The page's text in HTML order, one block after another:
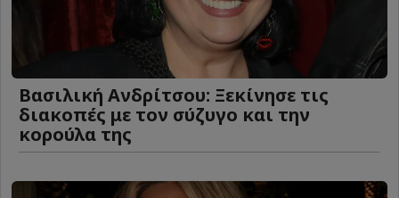
Βασιλική Ανδρίτσου: Ξεκίνησε τις
διακοπές με τον σύζυγο και την
κορούλα της